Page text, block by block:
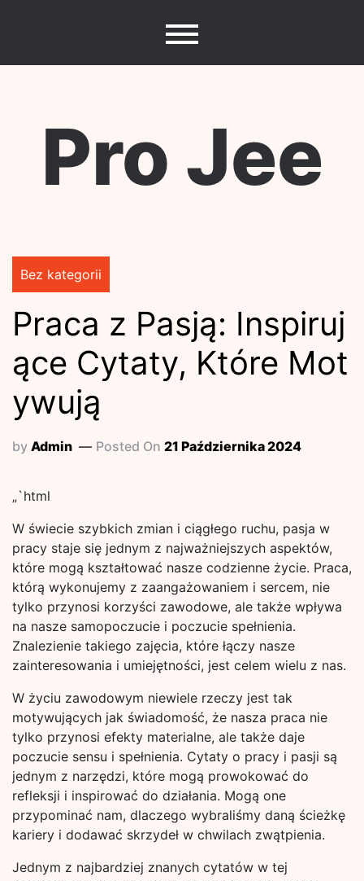
Pro Jee
Bez kategorii
Praca z Pasją: Inspiruj
ące Cytaty, Które Mot
ywują
by Admin Posted On 21 Października 2024
„`html
W świecie szybkich zmian i ciągłego ruchu, pasja w
pracy staje się jednym z najważniejszych aspektów,
które mogą kształtować nasze codzienne życie. Praca,
którą wykonujemy z zaangażowaniem i sercem, nie
tylko przynosi korzyści zawodowe, ale także wpływa
na nasze samopoczucie i poczucie spełnienia.
Znalezienie takiego zajęcia, które łączy nasze
zainteresowania i umiejętności, jest celem wielu z nas.
W życiu zawodowym niewiele rzeczy jest tak
motywujących jak świadomość, że nasza praca nie
tylko przynosi efekty materialne, ale także daje
poczucie sensu i spełnienia. Cytaty o pracy i pasji są
jednym z narzędzi, które mogą prowokować do
refleksji i inspirować do działania. Mogą one
przypominać nam, dlaczego wybraliśmy daną ścieżkę
kariery i dodawać skrzydeł w chwilach zwątpienia.
Jednym z najbardziej znanych cytatów w tej